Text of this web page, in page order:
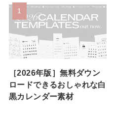
［2026年版］無料ダウン
ロードできるおしゃれな白
黒カレンダー素材